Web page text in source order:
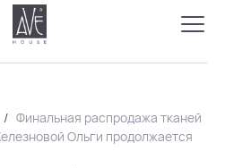
/ Финальная распродажа тканей
Ольги продолжается